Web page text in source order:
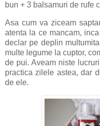
bun + 3 balsamuri de rufe
Asa cum va ziceam
atenta la ce mancam,
declar pe deplin
multe legume la cuptor,
de pui. Aveam niste
practica zilele astea, dar
de ele.